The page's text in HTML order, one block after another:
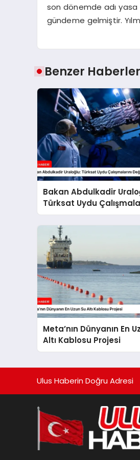
son dönemde adı yasa
gündeme gelmiştir.
Benzer Haberler
Bakan Abdulkadir
Türksat Uydu
Değerlendirdi
Meta’nın Dünyanın En
Altı Kablosu Projesi
Ulus Haberin Doğru Adresi